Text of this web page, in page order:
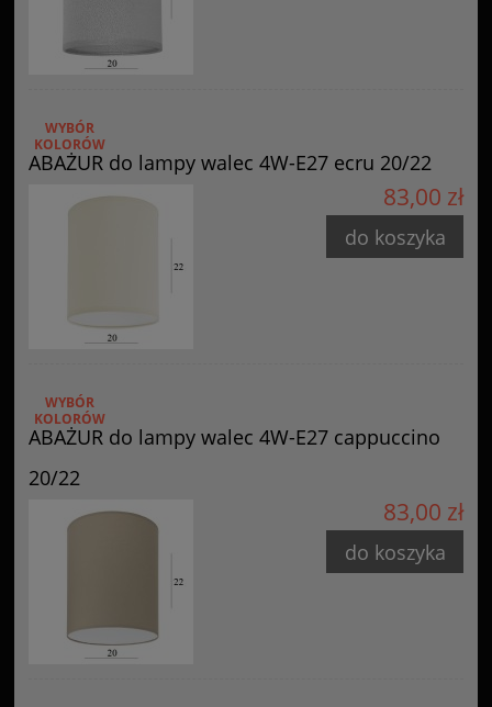
ABAŻUR do lampy walec 4W-E27 ecru 20/22
WYBÓR
KOLORÓW
83,00 zł
do koszyka
ABAŻUR do lampy walec 4W-E27 cappuccino
20/22
WYBÓR
KOLORÓW
83,00 zł
do koszyka